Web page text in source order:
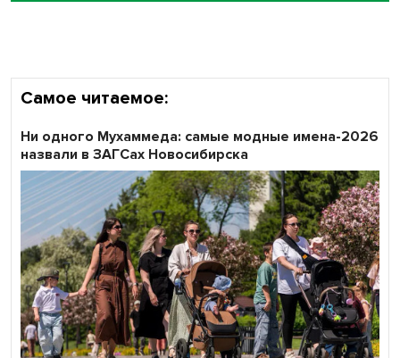
Самое читаемое:
Ни одного Мухаммеда: самые модные имена-2026
назвали в ЗАГСах Новосибирска